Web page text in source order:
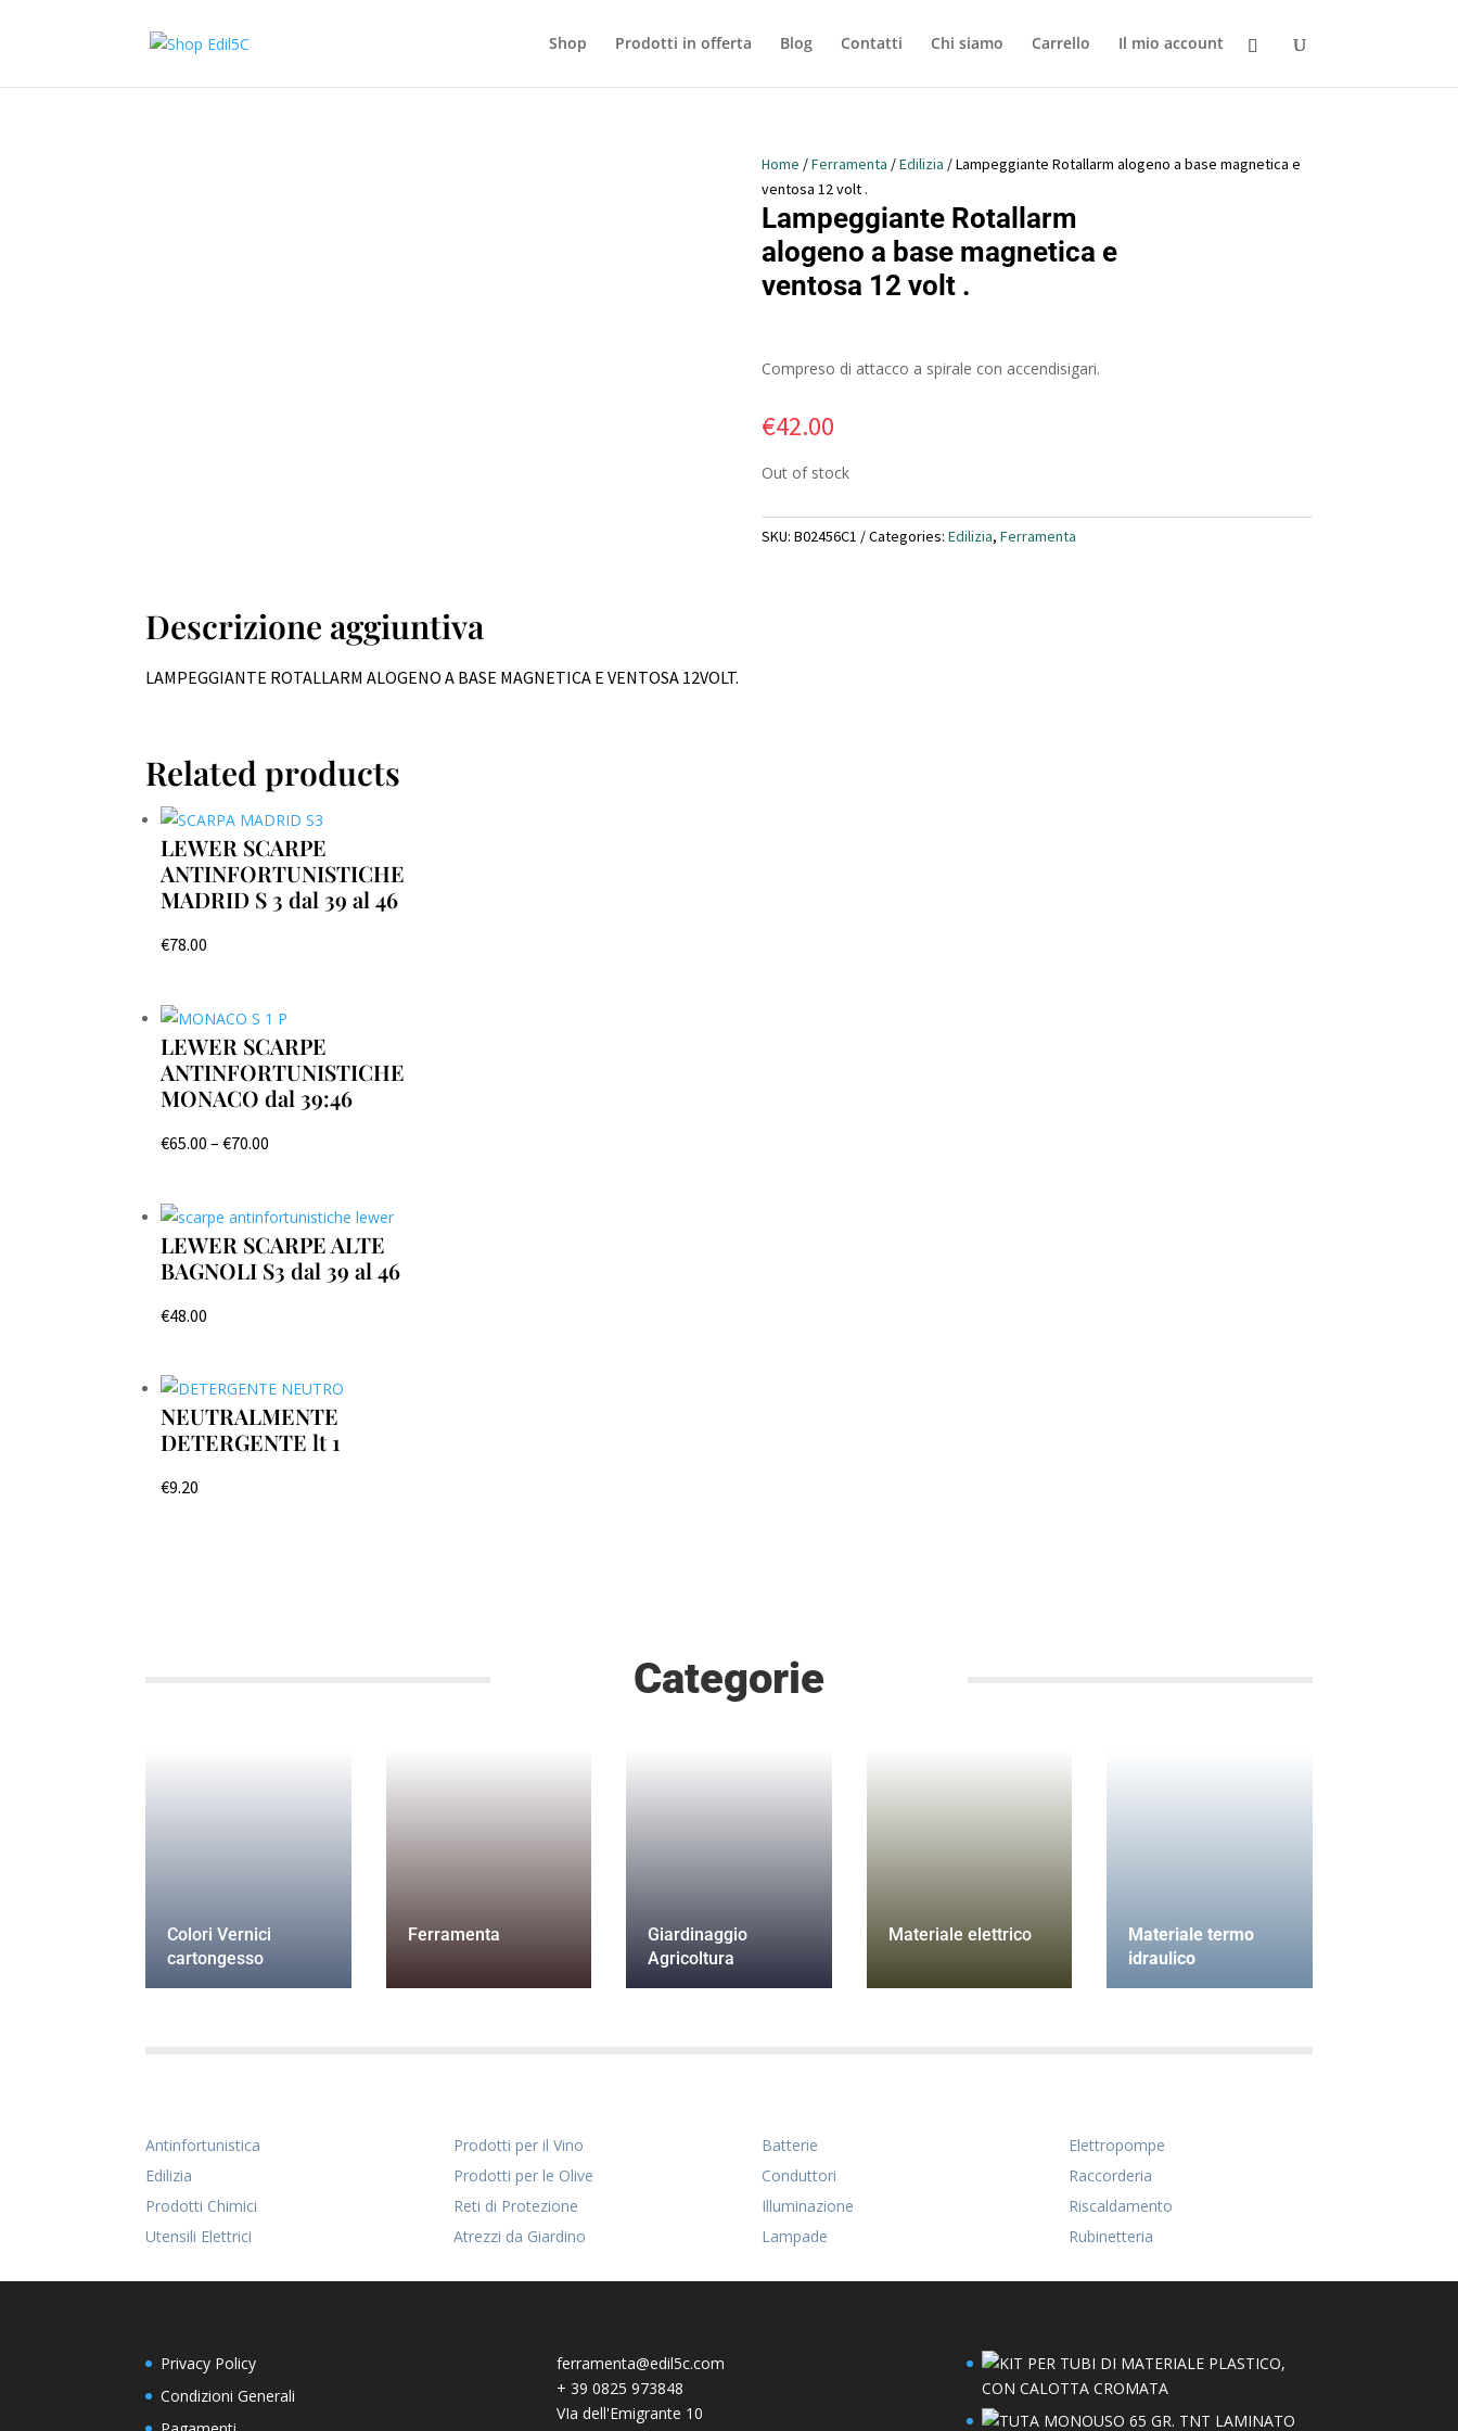
Shop Prodotti in offerta Blog Contatti Chi siamo Carrello Il mio account
Home /Ferramenta /Edilizia / Lampeggiante Rotallarm alogeno a base magnetica e
ventosa 12 volt .
Lampeggiante Rotallarm
alogeno a base magnetica e
ventosa 12 volt .
Compreso di attacco a spirale con accendisigari.
€42.00
Out of stock
SKU: B02456C1 Categories: Edilizia, Ferramenta
Descrizione aggiuntiva
LAMPEGGIANTE ROTALLARM ALOGENO A BASE MAGNETICA E VENTOSA 12VOLT.
Related products
LEWER SCARPE
ANTINFORTUNISTICHE
MADRID S 3 dal 39 al 46
€78.00
LEWER SCARPE
ANTINFORTUNISTICHE
MONACO dal 39:46
€65.00 –€70.00
LEWER SCARPE ALTE
BAGNOLI S3 dal 39 al 46
€48.00
NEUTRALMENTE
DETERGENTE lt 1
€9.20
Categorie
Colori Vernici
cartongesso
Ferramenta
Giardinaggio
Agricoltura
Materiale elettrico
Materiale termo
idraulico
Antinfortunistica
Edilizia
Prodotti Chimici
Utensili Elettrici
Prodotti per il Vino
Prodotti per le Olive
Reti di Protezione
Atrezzi da Giardino
Batterie
Conduttori
Illuminazione
Lampade
Elettropompe
Raccorderia
Riscaldamento
Rubinetteria
Privacy Policy
Condizioni Generali
ferramenta@edil5c.com
+ 39 0825 973848
VIa dell'Emigrante 10